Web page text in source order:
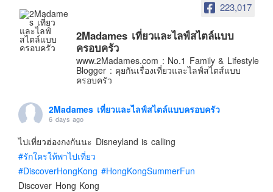
เกาหลีใต้
ฮ่องกง
ไต้หวัน
นิวซีแลนด์
อเมริกา
ร้านอร่อย
บทความครอบครัว
Beauty Review
223,017
2Madames เที่ยวและไลฟ์สไตล์แบบ
ครอบครัว
www.2Madames.com : No.1 Family & Lifestyle
Blogger : คุยกันเรื่องเที่ยวและไลฟ์สไตส์แบบ
ครอบครัว
2Madames เที่ยวและไลฟ์สไตล์แบบครอบครัว
6 days ago
ไปเที่ยวฮ่องกงกันนะ Disneyland is calling
#รักใครให้พาไปเที่ยว
#DiscoverHongKong #HongKongSummerFun
Discover Hong Kong